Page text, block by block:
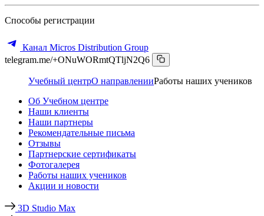
Способы регистрации
Канал Micros Distribution Group
telegram.me/+ONuWORmtQTljN2Q6
Учебный центрО направленииРаботы наших учеников
Об Учебном центре
Наши клиенты
Наши партнеры
Рекомендательные письма
Отзывы
Партнерские сертификаты
Фотогалерея
Работы наших учеников
Акции и новости
3D Studio Max